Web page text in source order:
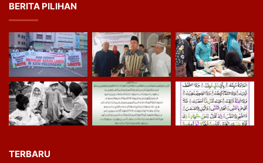
BERITA PILIHAN
TERBARU